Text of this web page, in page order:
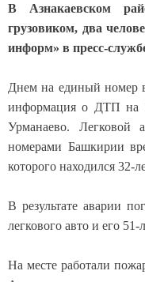
В Азнакаевском
грузовиком, два
информ» в пресс-
Днем на единый номер
информация о ДТП на
Урманаево. Легковой
номерами Башкирии
которого находился 32-
В результате аварии
легкового авто и его 51-
На месте работали